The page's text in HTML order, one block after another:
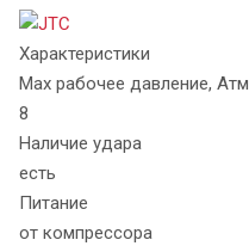
Характеристики
Max рабочее давление, Атм
8
Наличие удара
есть
Питание
от компрессора